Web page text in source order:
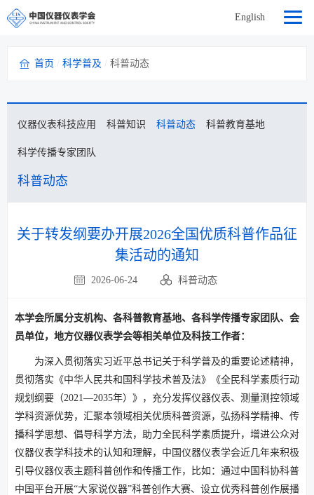
English
首页 科学普及 科普动态
仪器仪表科技应用 科普知识 科普动态 科普教育基地
科学传播专家团队
科普动态
关于转发纲要办开展2026全国优质科普作品征
集活动的通知
2026-06-24 科普动态
本学会所属分支机构、各科普教育基地、各科学传播专家团队、会
员单位，地方仪器仪表学会等相关单位及科技工作者：
为深入贯彻落实习近平总书记关于科学普及的重要论述精神，
贯彻落实《中华人民共和国科学技术普及法》《全民科学素质行动
规划纲要（2021—2035年）》，充分发挥仪器仪表、测量测控领域
学科资源优势，汇聚本领域相关优质科普资源，弘扬科学精神、传
播科学思想、倡导科学方法，助力全民科学素质提升，增进公众对
仪器仪表学科技术的认知和理解，中国仪器仪表学会近几年来积极
引导仪器仪表主题科普创作和传播工作，比如：通过中国科协科普
中国平台开展“大家说仪器”科普创作大赛、设立优秀科普创作展播